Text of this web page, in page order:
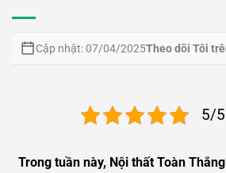
Cập nhật: 07/04/2025Theo dõi Tôi
5/
Trong tuần này, Nội thất Toàn